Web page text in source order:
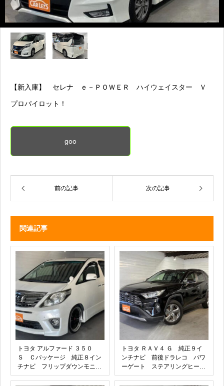
【新入庫】 セレナ ｅ－ＰＯＷＥＲ ハイウェイスター Ｖ
プロパイロット！
goo
前の記事 次の記事
関連記事
トヨタ アルファード ３５０
Ｓ Ｃパッケージ 純正８イン
チナビ フリップダウンモニタ
ー ワーク２０インチアルミホ
イール ＢＬＩＴＺ車高調 柿
トヨタ ＲＡＶ４ Ｇ 純正９イ
ンチナビ 前後ドラレコ パワ
ーゲート ステアリングヒータ
ー シートヒーター ＵＳＢソ
ケット パワーシート オート